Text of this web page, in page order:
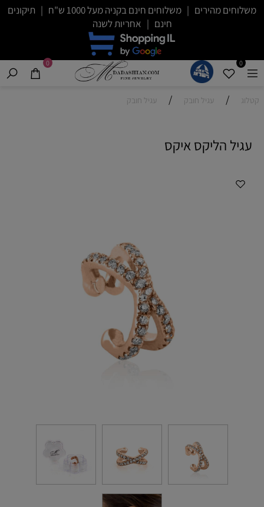
משלוחים מהירים | משלוחים חינם בקניה מעל 1000 ש"ח | תיקונים
חינם | אחריות לשנה
0
0
קטלוג / עגיל חובק / עגיל חובק
עגיל הליקס איקס